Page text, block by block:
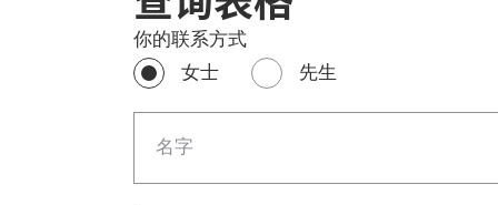
你的联系方式
女士
先生
名字